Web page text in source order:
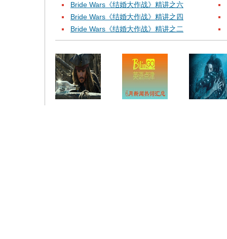
Bride Wars《结婚大作战》精讲之六
Bride Wars《结婚大作战》精讲之四
Bride Wars《结婚大作战》精讲之二